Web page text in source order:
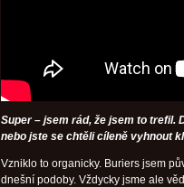
Super – jsem rád, že jsem to trefil.
nebo jste se chtěli cíleně vyhnout
Vzniklo to organicky. Buriers jsem
dnešní podoby. Vždycky jsme ale